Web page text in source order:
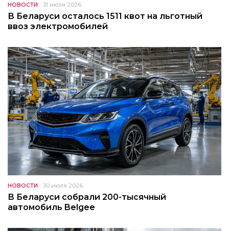
НОВОСТИ 31 июля 2026
В Беларуси осталось 1511 квот на льготный
ввоз электромобилей
НОВОСТИ 30 июля 2026
В Беларуси собрали 200-тысячный
автомобиль Belgee